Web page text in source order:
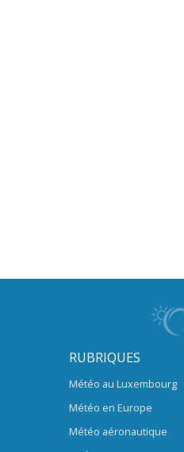
RUBRIQUES
Météo au Luxembourg
Météo en Europe
Météo aéronautique